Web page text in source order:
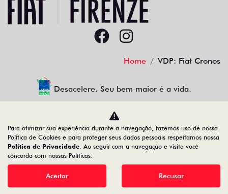
Home VDP: Fiat Cronos
Desacelere. Seu bem maior é a vida.
Firenze Comercio de Veiculos LTDA
23.509.950/0001-41
Desenvolvido pela DEALERSPACE ® Direitos Reservados.
Para otimizar sua experiência durante a navegação, fazemos uso de nossa
Política de Cookies e para proteger seus dados pessoais respeitamos nossa
Política de Privacidade. Ao seguir com a navegação e visita você
concorda com nossas Políticas.
Aceitar Recusar